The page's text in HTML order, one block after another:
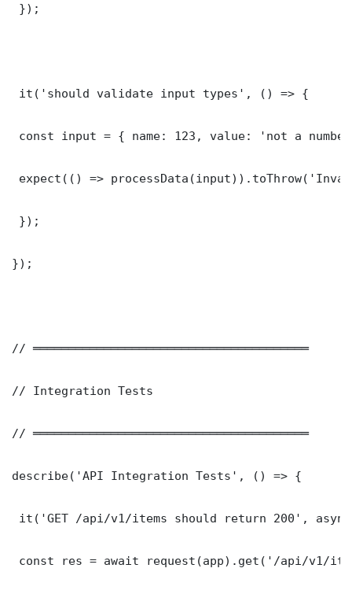
});
it('should validate input types', () => {
const input = { name: 123, value: 'not a
expect(() =>
});
});
// ═══════════════════════════════════════
// Integration Tests
// ═══════════════════════════════════════
describe('API Integration Tests', () => {
it('GET /api/v1/items should return 200',
const res = await request(app).get('/api/v1/